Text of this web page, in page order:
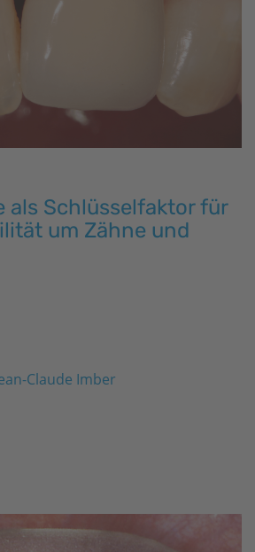
als Schlüsselfaktor für
um Zähne und
Claude Imber